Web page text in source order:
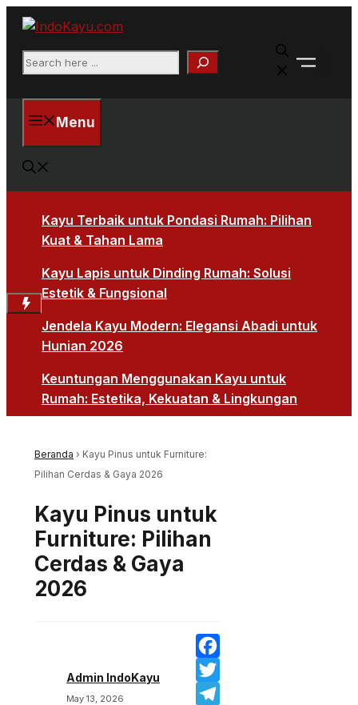
Skip
content
Search
X
Menu
Kayu Terbaik untuk Pondasi Rumah: Pilihan
Kuat & Tahan Lama
Kayu Lapis untuk Dinding Rumah: Solusi
Estetik & Fungsional
Jendela Kayu Modern: Elegansi Abadi untuk
Hunian 2026
Keuntungan Menggunakan Kayu untuk
Rumah: Estetika, Kekuatan & Lingkungan
Beranda › Kayu Pinus untuk Furniture:
Pilihan Cerdas & Gaya 2026
Kayu Pinus untuk
Furniture: Pilihan
Cerdas & Gaya
2026
Admin IndoKayu
May 13, 2026
Facebook
Twitter